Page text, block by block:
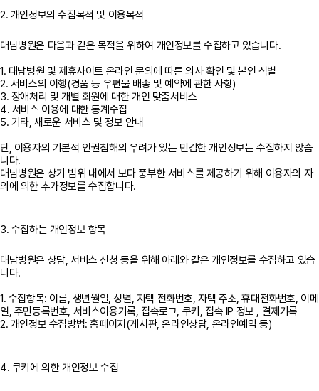
2. 개인정보의 수집목적 및 이용목적
대남병원은 다음과 같은 목적을 위하여 개인정보를 수집하고 있습니다.
1. 대남병원 및 제휴사이트 온라인 문의에 따른 의사 확인 및 본인 식별
2. 서비스의 이행(경품 등 우편물 배송 및 예약에 관한 사항)
3. 장애처리 및 개별 회원에 대한 개인 맞춤서비스
4. 서비스 이용에 대한 통계수집
5. 기타, 새로운 서비스 및 정보 안내
단, 이용자의 기본적 인권침해의 우려가 있는 민감한 개인정보는 수집하지 않습
니다.
대남병원은 상기 범위 내에서 보다 풍부한 서비스를 제공하기 위해 이용자의 자
의에 의한 추가정보를 수집합니다.
3. 수집하는 개인정보 항목
대남병원은 상담, 서비스 신청 등을 위해 아래와 같은 개인정보를 수집하고 있습
니다.
1. 수집항목: 이름, 생년월일, 성별, 자택 전화번호, 자택 주소, 휴대전화번호, 이메
일, 주민등록번호, 서비스이용기록, 접속로그, 쿠키, 접속 IP 정보 , 결제기록
2. 개인정보 수집방법: 홈페이지(게시판, 온라인상담, 온라인예약 등)
4. 쿠키에 의한 개인정보 수집